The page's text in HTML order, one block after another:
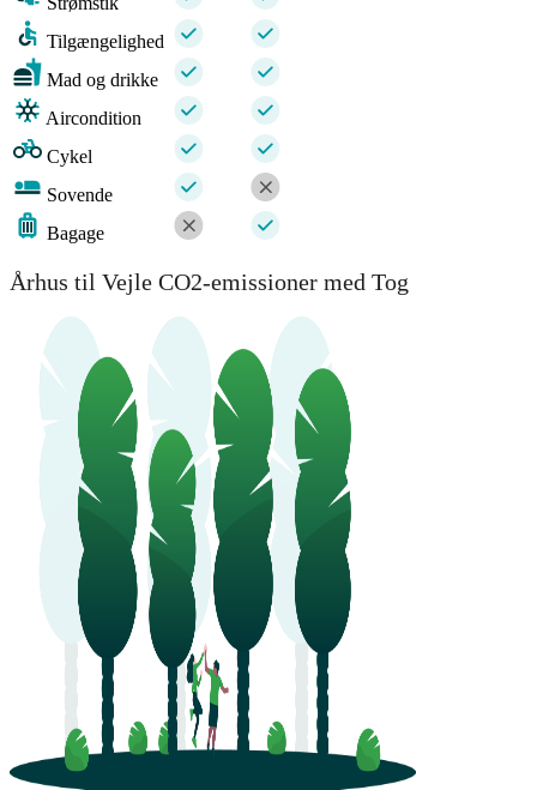
Tilgængelighed
Mad og drikke
Aircondition
Cykel
Sovende
Bagage
Århus til Vejle CO2-emissioner med Tog